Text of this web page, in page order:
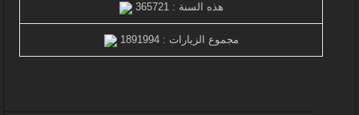
هذه السنة : 365721
مجموع الزيارات : 1891994